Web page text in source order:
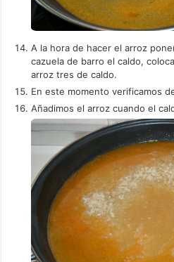
A la hora de hacer el arroz
cazuela de barro el caldo,
arroz tres de caldo.
En este momento verificamos
Añadimos el arroz cuando el